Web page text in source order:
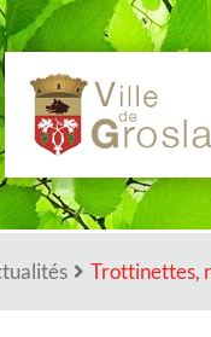
Trottinettes,